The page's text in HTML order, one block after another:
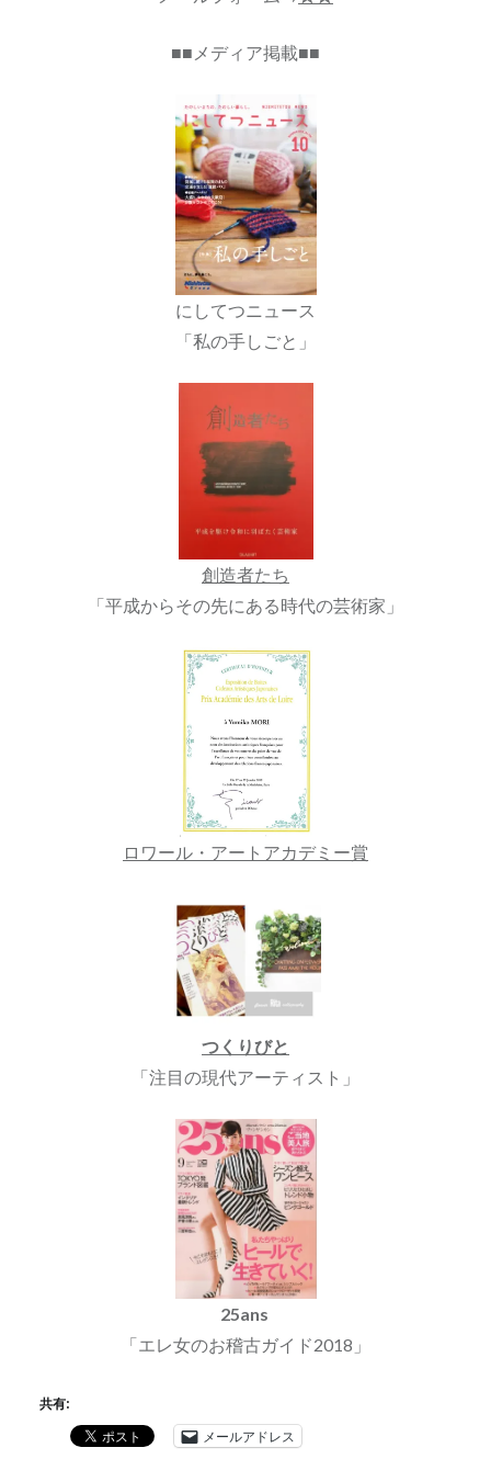
■■メディア掲載■■
にしてつニュース
「私の手しごと」
創造者たち
「平成からその先にある時代の芸術家」
ロワール・アートアカデミー賞
つくりびと
「注目の現代アーティスト」
25ans
「エレ女のお稽古ガイド2018」
共有:
メールアドレス